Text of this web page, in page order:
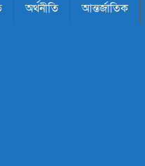
অর্থনীতি আন্তর্জাতিক